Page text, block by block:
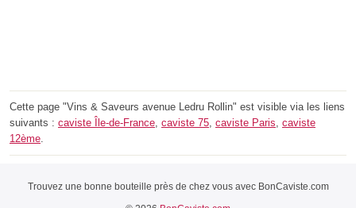
Cette page "Vins & Saveurs avenue Ledru Rollin" est visible via les liens
suivants : caviste Île-de-France, caviste 75, caviste Paris, caviste
12ème.
Trouvez une bonne bouteille près de chez vous avec BonCaviste.com